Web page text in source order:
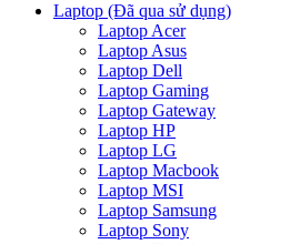
Laptop (Đã qua sử dụng)
Laptop Acer
Laptop Asus
Laptop Dell
Laptop Gaming
Laptop Gateway
Laptop HP
Laptop LG
Laptop Macbook
Laptop MSI
Laptop Samsung
Laptop Sony